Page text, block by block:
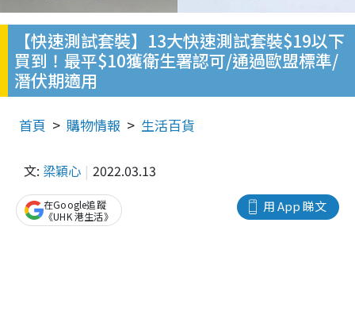
【快速測試套裝】13大快速測試套裝$19以下
買到！最平$10獲衛生署認可/通過歐盟標準/
潛伏期適用
首頁 購物情報 生活百貨
文: 梁穎心 2022.03.13
用 App 睇文
在Google追蹤
《UHK 港生活》